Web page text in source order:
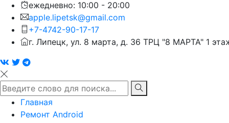
ежедневно: 10:00 - 20:00
apple.lipetsk@gmail.com
+7-4742-90-17-17
г. Липецк, ул. 8 марта, д. 36 ТРЦ "8 МАРТА" 1
Главная
Ремонт Android